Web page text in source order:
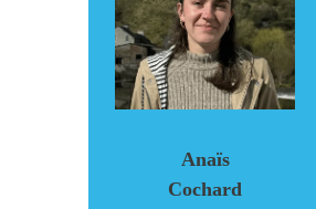
Anaïs
Cochard